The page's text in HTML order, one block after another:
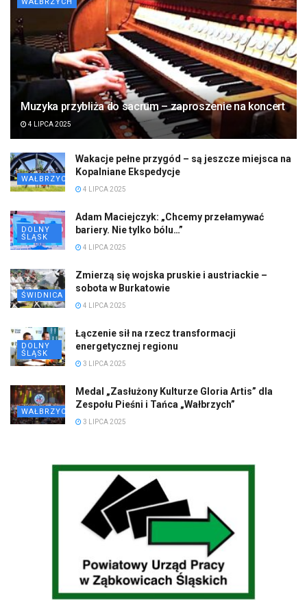
WAŁBRZYCH
Muzyka przybliża do sacrum – zaproszenie na koncert
4 LIPCA 2025
WAŁBRZYCH
Wakacje pełne przygód – są jeszcze miejsca na
Kopalniane Ekspedycje
4 LIPCA 2025
DOLNY
ŚLĄSK
Adam Maciejczyk: „Chcemy przełamywać
bariery. Nie tylko bólu…”
4 LIPCA 2025
ŚWIDNICA
Zmierzą się wojska pruskie i austriackie –
sobota w Burkatowie
4 LIPCA 2025
DOLNY
ŚLĄSK
Łączenie sił na rzecz transformacji
energetycznej regionu
3 LIPCA 2025
WAŁBRZYCH
Medal „Zasłużony Kulturze Gloria Artis” dla
Zespołu Pieśni i Tańca „Wałbrzych”
3 LIPCA 2025